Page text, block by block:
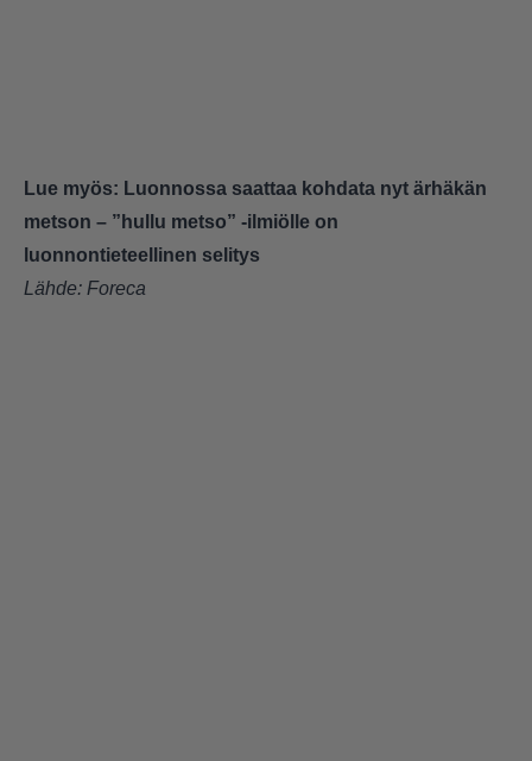
Lue myös: Luonnossa saattaa kohdata nyt ärhäkän
metson – ”hullu metso” -ilmiölle on
luonnontieteellinen selitys
Lähde: Foreca